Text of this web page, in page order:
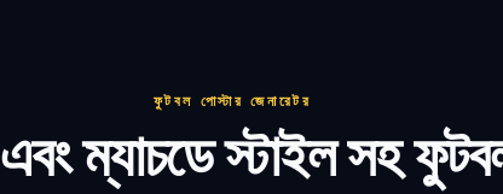
ফুটবল পোস্টার জেনারেটর
ম্যাচডে স্টাইল সহ